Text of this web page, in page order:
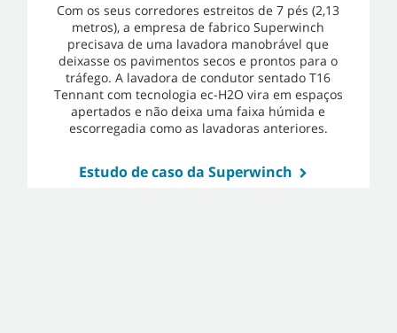
Com os seus corredores estreitos de 7 pés (2,13
metros), a empresa de fabrico Superwinch
precisava de uma lavadora manobrável que
deixasse os pavimentos secos e prontos para o
tráfego. A lavadora de condutor sentado T16
Tennant com tecnologia ec-H2O vira em espaços
apertados e não deixa uma faixa húmida e
escorregadia como as lavadoras anteriores.
Estudo de caso da Superwinch